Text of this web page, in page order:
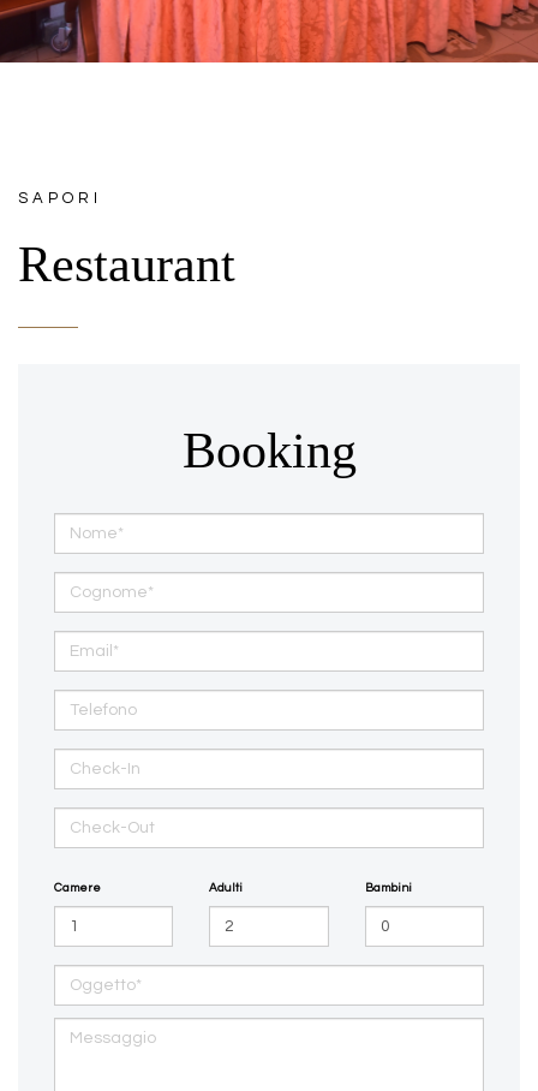
SAPORI
Restaurant
Booking
Camere Adulti Bambini